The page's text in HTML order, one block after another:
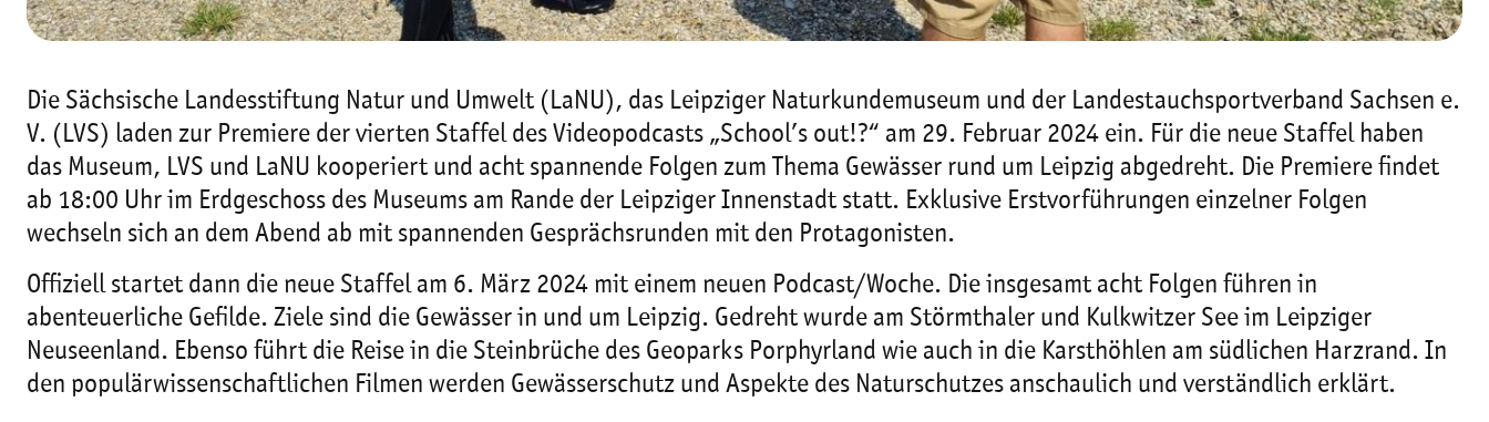
Die Sächsische Landesstiftung Natur und Umwelt (LaNU), das Leipziger Naturkundemuseum und der Landestauchsportverband Sachsen e.
V. (LVS) laden zur Premiere der vierten Staffel des Videopodcasts „School’s out!?“ am 29. Februar 2024 ein. Für die neue Staffel haben
das Museum, LVS und LaNU kooperiert und acht spannende Folgen zum Thema Gewässer rund um Leipzig abgedreht. Die Premiere findet
ab 18:00 Uhr im Erdgeschoss des Museums am Rande der Leipziger Innenstadt statt. Exklusive Erstvorführungen einzelner Folgen
wechseln sich an dem Abend ab mit spannenden Gesprächsrunden mit den Protagonisten.
Offiziell startet dann die neue Staffel am 6. März 2024 mit einem neuen Podcast/Woche. Die insgesamt acht Folgen führen in
abenteuerliche Gefilde. Ziele sind die Gewässer in und um Leipzig. Gedreht wurde am Störmthaler und Kulkwitzer See im Leipziger
Neuseenland. Ebenso führt die Reise in die Steinbrüche des Geoparks Porphyrland wie auch in die Karsthöhlen am südlichen Harzrand. In
den populärwissenschaftlichen Filmen werden Gewässerschutz und Aspekte des Naturschutzes anschaulich und verständlich erklärt.